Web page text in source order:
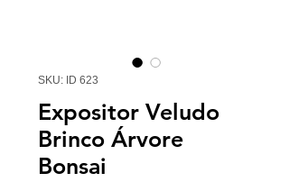
SKU: ID 623
Expositor Veludo
Brinco Árvore
Bonsai